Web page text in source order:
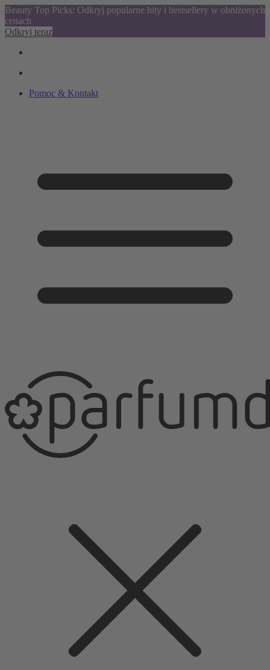
Beauty Top Picks: Odkryj popularne hity i bestsellery w obniżonych
cenach
Odkryj teraz
Pomoc & Kontakt